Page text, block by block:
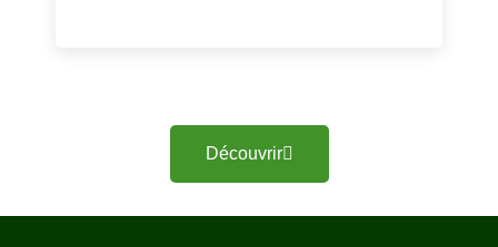
Découvrir